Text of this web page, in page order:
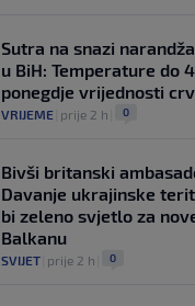
Sutra na snazi
u BiH: Temperature do
ponegdje vrijednosti
VRIJEME prije 2 h 0
Bivši britanski
Davanje ukrajinske
bi zeleno svjetlo za
Balkanu
SVIJET prije 2 h 0